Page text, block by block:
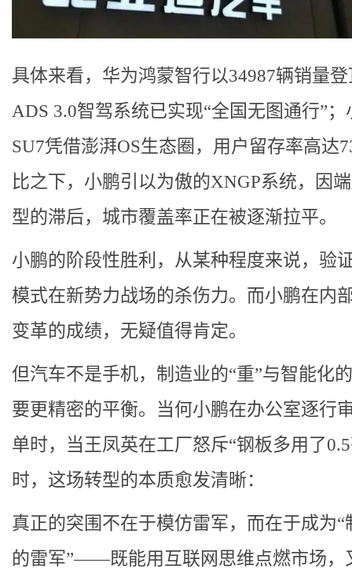
具体来看，华为鸿蒙智行以34987辆销量
ADS 3.0智驾系统已实现“全国无图通行”；
SU7凭借澎湃OS生态圈，用户留存率高达
比之下，小鹏引以为傲的XNGP系统，因
型的滞后，城市覆盖率正在被逐渐拉平。
小鹏的阶段性胜利，从某种程度来说，验
模式在新势力战场的杀伤力。而小鹏在内
变革的成绩，无疑值得肯定。
但汽车不是手机，制造业的“重”与智能化
要更精密的平衡。当何小鹏在办公室逐行
单时，当王凤英在工厂怒斥“钢板多用了
时，这场转型的本质愈发清晰：
真正的突围不在于模仿雷军，而在于成为“
的雷军”——既能用互联网思维点燃市场，